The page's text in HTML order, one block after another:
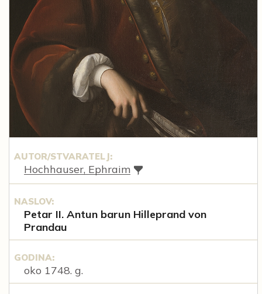
AUTOR/STVARATELJ:
Hochhauser, Ephraim
NASLOV:
Petar II. Antun barun Hilleprand von
Prandau
GODINA:
oko 1748. g.